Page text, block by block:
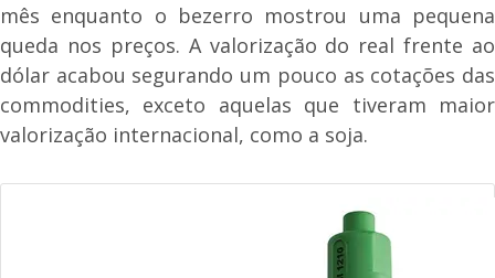
mês enquanto o bezerro mostrou uma pequena
queda nos preços. A valorização do real frente ao
dólar acabou segurando um pouco as cotações das
commodities, exceto aquelas que tiveram maior
valorização internacional, como a soja.